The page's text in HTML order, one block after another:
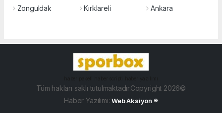
Zonguldak
Kırklareli Ankara
Tüm hakları saklı tutulmaktadır.Copyright 2026©
Haber Yazılımı:Web Aksiyon ®